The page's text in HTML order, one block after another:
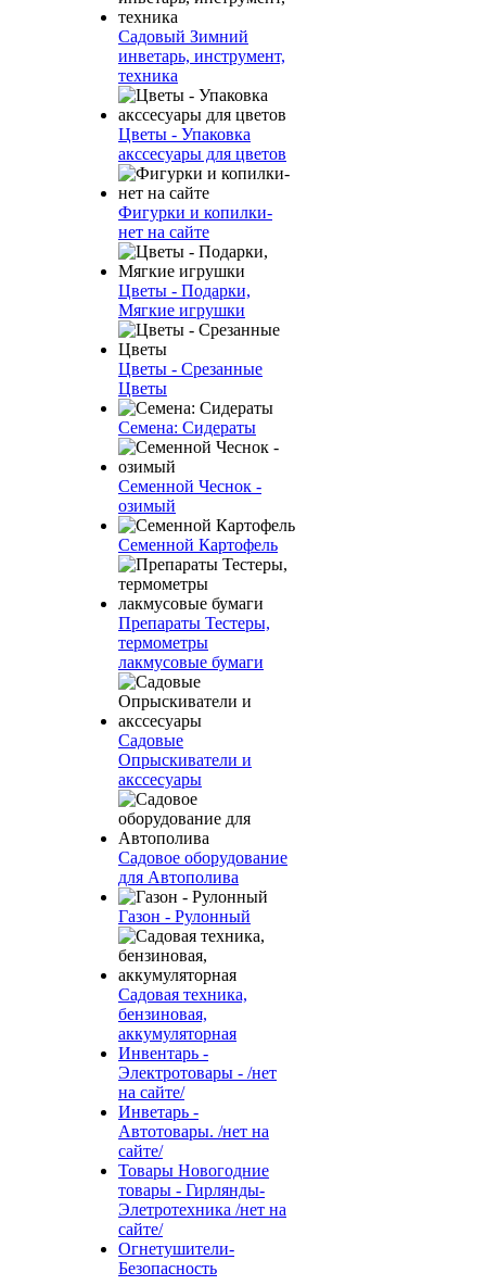
Садовый Зимний
инветарь, инструмент,
техника
Цветы - Упаковка
акссесуары для цветов
Фигурки и копилки-
нет на сайте
Цветы - Подарки,
Мягкие игрушки
Цветы - Срезанные
Цветы
Семена: Сидераты
Семенной Чеснок -
озимый
Семенной Картофель
Препараты Тестеры,
термометры
лакмусовые бумаги
Садовые
Опрыскиватели и
акссесуары
Садовое оборудование
для Автополива
Газон - Рулонный
Садовая техника,
бензиновая,
аккумуляторная
Инвентарь -
Электротовары - /нет
на сайте/
Инветарь -
Автотовары. /нет на
сайте/
Товары Новогодние
товары - Гирлянды-
Элетротехника /нет на
сайте/
Огнетушители-
Безопасность